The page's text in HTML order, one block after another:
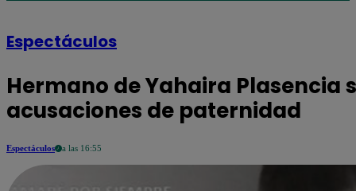
Espectáculos
Hermano de Yahaira Plasencia
acusaciones de paternidad
Espectáculos a las 16:55